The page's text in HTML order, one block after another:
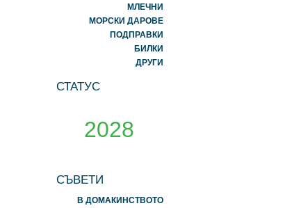
МЛЕЧНИ
МОРСКИ ДАРОВЕ
ПОДПРАВКИ
БИЛКИ
ДРУГИ
СТАТУС
2028
СЪВЕТИ
В ДОМАКИНСТВОТО